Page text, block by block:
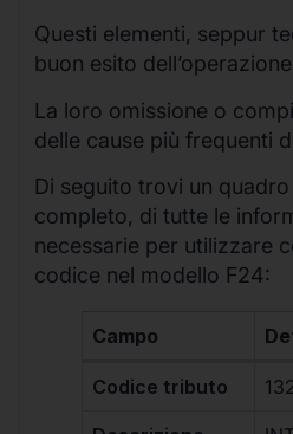
Questi elementi, seppur
buon esito
La loro omissione o
delle cause più frequenti
Di seguito trovi un
completo, di tutte le
necessarie per utilizzare
codice nel modello F24:
Campo
Codice tributo